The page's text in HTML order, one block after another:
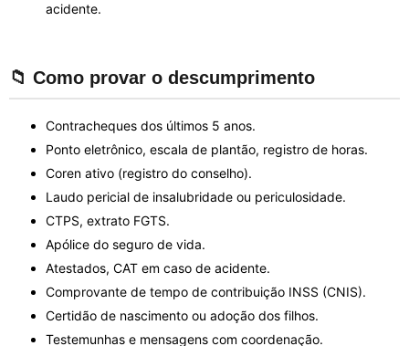
acidente.
📁 Como provar o descumprimento
Contracheques dos últimos 5 anos.
Ponto eletrônico, escala de plantão, registro de horas.
Coren ativo (registro do conselho).
Laudo pericial de insalubridade ou periculosidade.
CTPS, extrato FGTS.
Apólice do seguro de vida.
Atestados, CAT em caso de acidente.
Comprovante de tempo de contribuição INSS (CNIS).
Certidão de nascimento ou adoção dos filhos.
Testemunhas e mensagens com coordenação.